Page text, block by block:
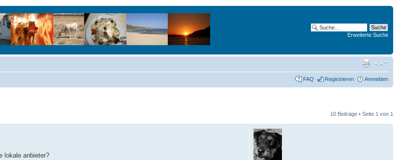
Erweiterte Suche
FAQ Registrieren Anmelden
10 Beiträge • Seite 1 von 1
lokale anbieter?